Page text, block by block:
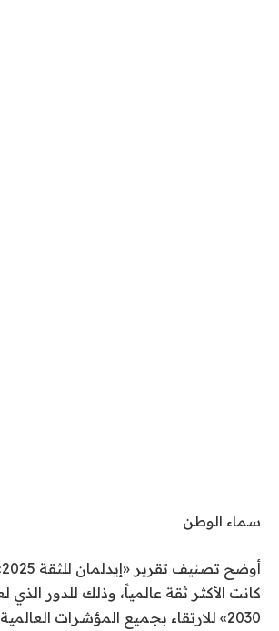
سماء الوطن
كانت الأكثر ثقة عالمياً، وذلك للدور الذي
2030» للارتقاء بجميع المؤشرات